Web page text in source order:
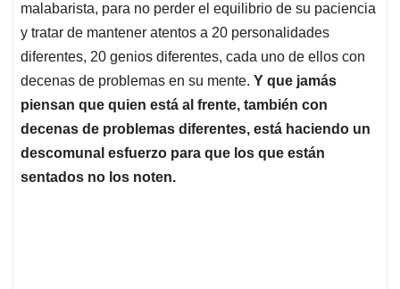
malabarista, para no perder el equilibrio de su paciencia
y tratar de mantener atentos a 20 personalidades
diferentes, 20 genios diferentes, cada uno de ellos con
decenas de problemas en su mente. Y que jamás
piensan que quien está al frente, también con
decenas de problemas diferentes, está haciendo un
descomunal esfuerzo para que los que están
sentados no los noten.